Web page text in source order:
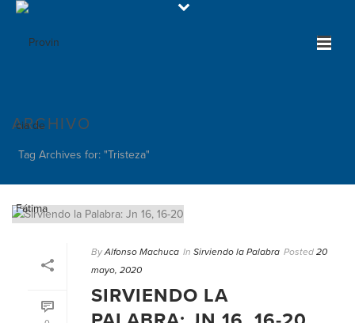
ARCHIVO
Tag Archives for: "Tristeza"
By Alfonso Machuca In Sirviendo la Palabra Posted 20
mayo, 2020
SIRVIENDO LA